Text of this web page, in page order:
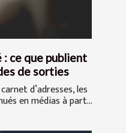
ce que publient
de sorties
d’adresses, les
en médias à part...